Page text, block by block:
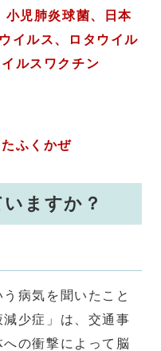
児肺炎球菌、日本
イルス、ロタウイル
ルスワクチン
ふくかぜ
ますか？
病気を聞いたこと
少症」は、交通事
の衝撃によって脳